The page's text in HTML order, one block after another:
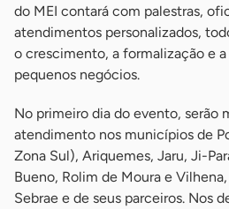
do MEI contará com palestras,
atendimentos personalizados,
o crescimento, a formalização e
pequenos negócios.
No primeiro dia do evento, serão
atendimento nos municípios de
Zona Sul), Ariquemes, Jaru, Ji-
Bueno, Rolim de Moura e
Sebrae e de seus parceiros. Nos